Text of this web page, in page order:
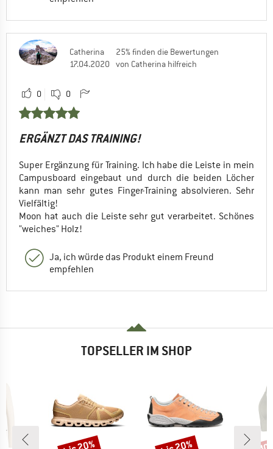
Catherina
17.04.2020
25% finden die Bewertungen
von Catherina hilfreich
0 0
ERGÄNZT DAS TRAINING!
Super Ergänzung für Training. Ich habe die Leiste in mein
Campusboard eingebaut und durch die beiden Löcher
kann man sehr gutes Finger-Training absolvieren. Sehr
Vielfältig!
Moon hat auch die Leiste sehr gut verarbeitet. Schönes
"weiches" Holz!
Ja, ich würde das Produkt einem Freund
empfehlen
TOPSELLER IM SHOP
Rabatt Rabatt